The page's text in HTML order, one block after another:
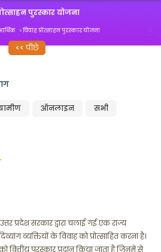
पुरस्कार योजना
विवाह प्रोत्साहन पुरस्कार योजना
पीछे
ऑनलाइन सभी
प्रदेश सरकार द्वारा चलाई गई एक राज्य
व्यक्तियों के विवाह को प्रोत्साहित करना है।
पुरस्कार प्रदान किया जाता है जिनमें से